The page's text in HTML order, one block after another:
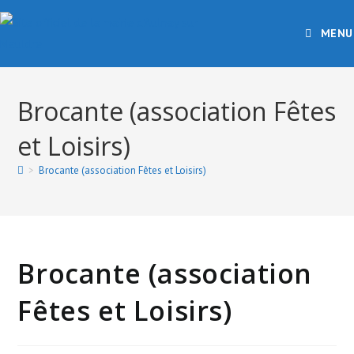
Skip
to
MENU
Brocante (association Fêtes
et Loisirs)
> Brocante (association Fêtes et Loisirs)
Brocante (association
Fêtes et Loisirs)